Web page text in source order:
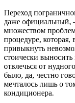
Переход
даже официальный,
множеством
процедуре, которая,
привыкнуть
стоически выносить
отвлечься от
было, да, честно
мечталось лишь о
кондиционера.